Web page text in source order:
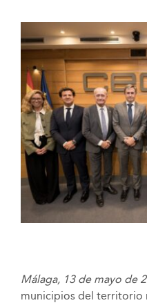
Málaga, 13 de mayo de
municipios del territorio